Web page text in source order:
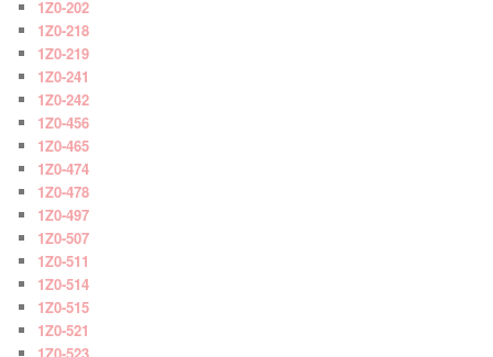
1Z0-202
1Z0-218
1Z0-219
1Z0-241
1Z0-242
1Z0-456
1Z0-465
1Z0-474
1Z0-478
1Z0-497
1Z0-507
1Z0-511
1Z0-514
1Z0-515
1Z0-521